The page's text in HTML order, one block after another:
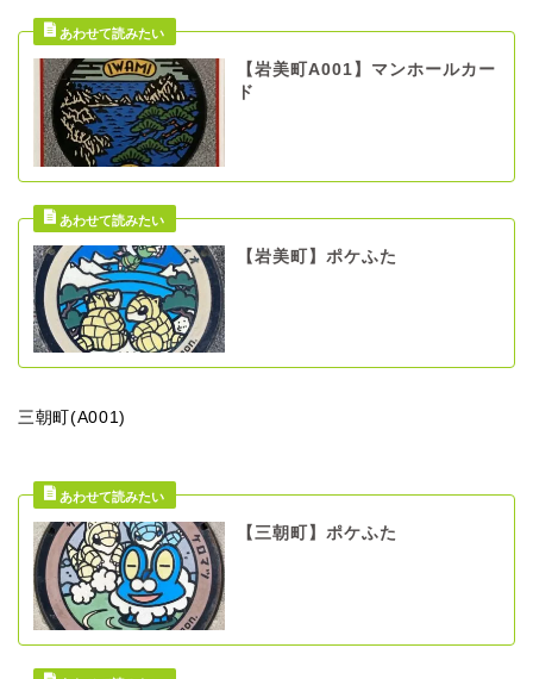
【岩美町A001】マンホールカー
ド
【岩美町】ポケふた
三朝町(A001)
【三朝町】ポケふた